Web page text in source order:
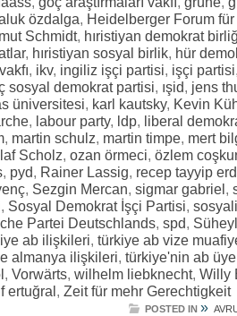
özdalga, Heidelberger Forum
Schmidt, hıristiyan demokrat
, hıristiyan sosyal birlik, hür
, ikv, ingiliz işçi partisi, işçi partisi
sosyal demokrat partisi, ışid, jens
üniversitesi, karl kautsky, Kevin
, labour party, ldp, liberal
, martin schulz, martin timpe, mert
Scholz, ozan örmeci, özlem
, pyd, Rainer Lassig, recep tayyip
, Sezgin Mercan, sigmar gabriel,
, Sosyal Demokrat İşçi Partisi,
Partei Deutschlands, spd,
ab ilişkileri, türkiye ab vize
almanya ilişkileri, türkiye'nin ab
, Vorwärts, wilhelm liebknecht, Willy
ertuğral, Zeit für mehr Gerechtigkeit
POSTED IN »